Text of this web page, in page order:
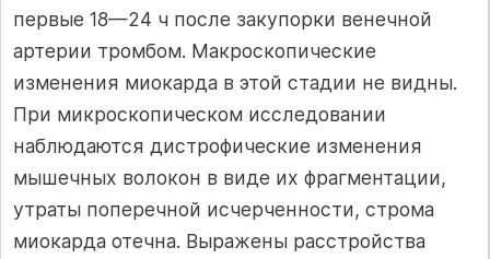
первые 18—24 ч после закупорки венечной
артерии тромбом. Макроскопические
изменения миокарда в этой стадии не видны.
При микроскопическом исследовании
наблюдаются дистрофические изменения
мышечных волокон в виде их фраг­ментации,
утраты поперечной исчерченности, строма
миокарда отечна. Выражены расстройства